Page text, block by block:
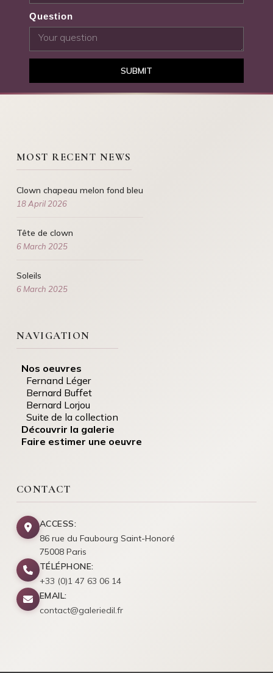
Question
SUBMIT
MOST RECENT NEWS
Clown chapeau melon fond bleu
18 April 2026
Tête de clown
6 March 2025
Soleils
6 March 2025
NAVIGATION
Nos oeuvres
Fernand Léger
Bernard Buffet
Bernard Lorjou
Suite de la collection
Découvrir la galerie
Faire estimer une oeuvre
CONTACT
ACCESS:
86 rue du Faubourg Saint-Honoré
75008 Paris
TÉLÉPHONE:
+33 (0)1 47 63 06 14
EMAIL:
contact@galeriedil.fr